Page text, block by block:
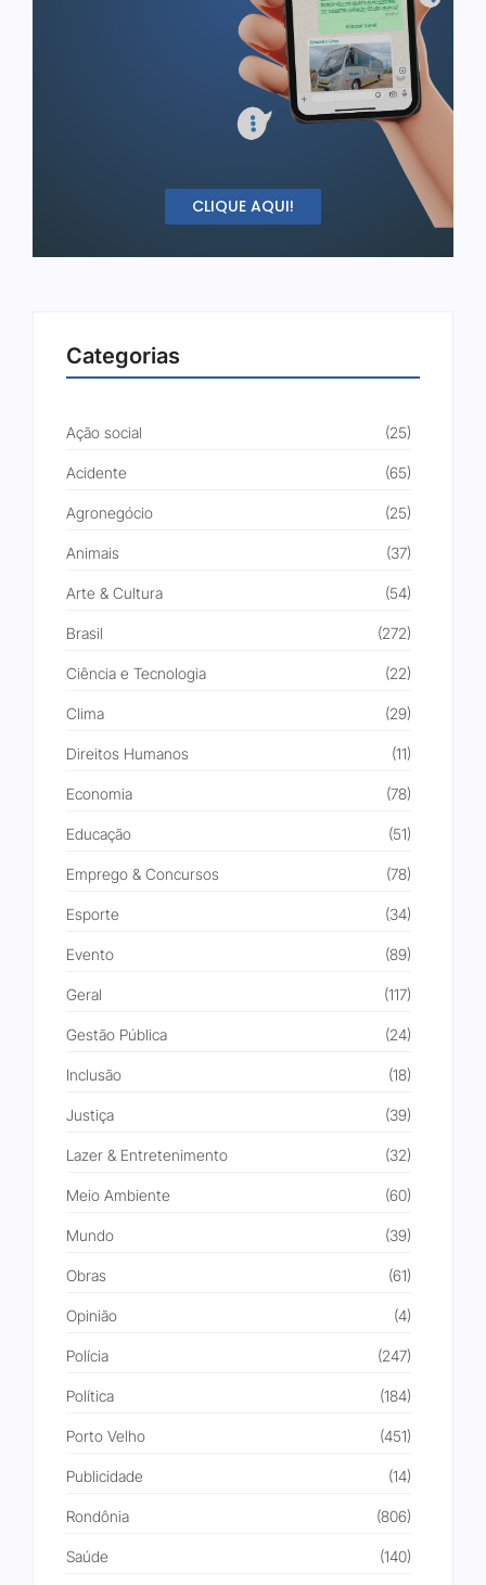
CLIQUE AQUI!
Categorias
Ação social (25)
Acidente (65)
Agronegócio (25)
Animais (37)
Arte & Cultura (54)
Brasil (272)
Ciência e Tecnologia (22)
Clima (29)
Direitos Humanos (11)
Economia (78)
Educação (51)
Emprego & Concursos (78)
Esporte (34)
Evento (89)
Geral (117)
Gestão Pública (24)
Inclusão (18)
Justiça (39)
Lazer & Entretenimento (32)
Meio Ambiente (60)
Mundo (39)
Obras (61)
Opinião (4)
Polícia (247)
Política (184)
Porto Velho (451)
Publicidade (14)
Rondônia (806)
Saúde (140)